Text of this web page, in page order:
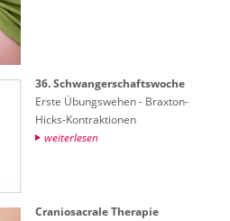
36. Schwan­ger­schafts­wo­che
Erste Übungs­we­hen - Brax­ton-
Hicks-Kon­trak­tio­nen
wei­ter­le­sen
Cra­nio­sa­cra­le The­ra­pie